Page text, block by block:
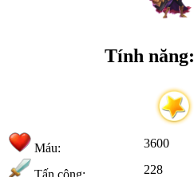
Tính năng:
Máu: 3600
Tấn công: 228